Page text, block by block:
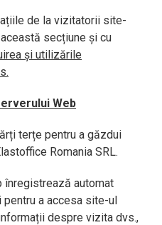
de la vizitatorii site-
secțiune și cu
și utilizările
Web
terțe pentru a găzdui
Romania SRL.
înregistrează automat
a accesa site-ul
despre vizita dvs.,